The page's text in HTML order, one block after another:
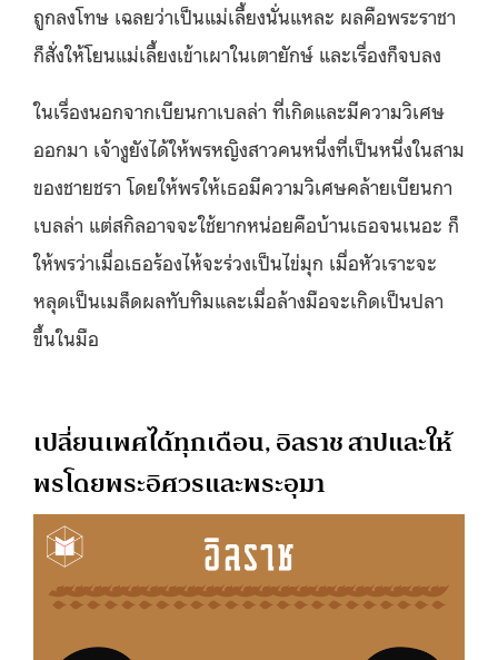
ถูกลงโทษ เฉลยว่าเป็นแม่เลี้ยงนั่นแหละ ผลคือพระราชา
ก็สั่งให้โยนแม่เลี้ยงเข้าเผาในเตายักษ์ และเรื่องก็จบลง
ในเรื่องนอกจากเบียนกาเบลล่า ที่เกิดและมีความวิเศษ
ออกมา เจ้างูยังได้ให้พรหญิงสาวคนหนึ่งที่เป็นหนึ่งในสาม
ของชายชรา โดยให้พรให้เธอมีความวิเศษคล้ายเบียนกา
เบลล่า แต่สกิลอาจจะใช้ยากหน่อยคือบ้านเธอจนเนอะ ก็
ให้พรว่าเมื่อเธอร้องไห้จะร่วงเป็นไข่มุก เมื่อหัวเราะจะ
หลุดเป็นเมล็ดผลทับทิมและเมื่อล้างมือจะเกิดเป็นปลา
ขึ้นในมือ
เปลี่ยนเพศได้ทุกเดือน, อิลราช สาปและให้
พรโดยพระอิศวรและพระอุมา